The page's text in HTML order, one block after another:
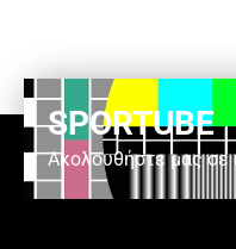
SPORTUBE
Ακολουθήστε μας σε